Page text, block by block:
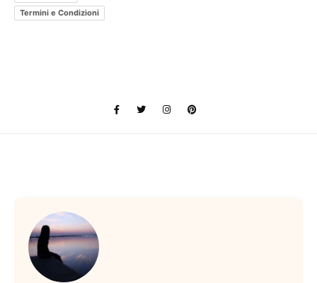
Termini e Condizioni